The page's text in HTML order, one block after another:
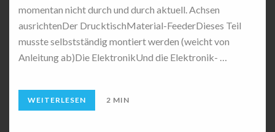
momentan nicht durch und durch aktuell. Achsen
ausrichtenDer DrucktischMaterial-FeederDieses Teil
musste selbstständig montiert werden (weicht von
Anleitung ab)Die ElektronikUnd die Elektronik- …
WEITERLESEN 2 MIN